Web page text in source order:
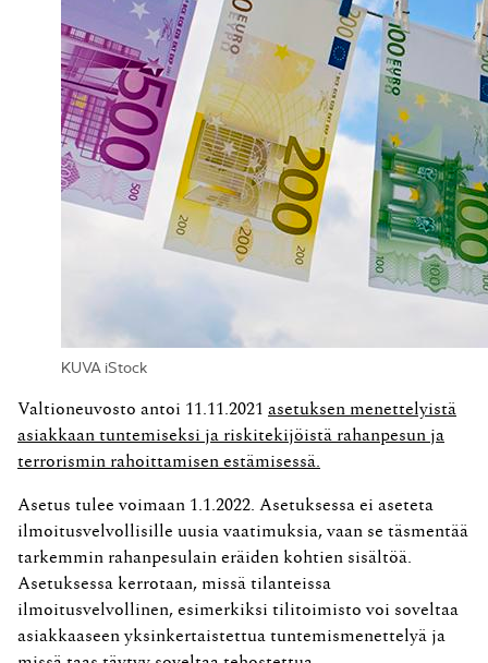
KUVA iStock
Valtioneuvosto antoi 11.11.2021 asetuksen menettelyistä
asiakkaan tuntemiseksi ja riskitekijöistä rahanpesun ja
terrorismin rahoittamisen estämisessä.
Asetus tulee voimaan 1.1.2022. Asetuksessa ei aseteta
ilmoitusvelvollisille uusia vaatimuksia, vaan se täsmentää
tarkemmin rahanpesulain eräiden kohtien sisältöä.
Asetuksessa kerrotaan, missä tilanteissa
ilmoitusvelvollinen, esimerkiksi tilitoimisto voi soveltaa
asiakkaaseen yksinkertaistettua tuntemismenettelyä ja